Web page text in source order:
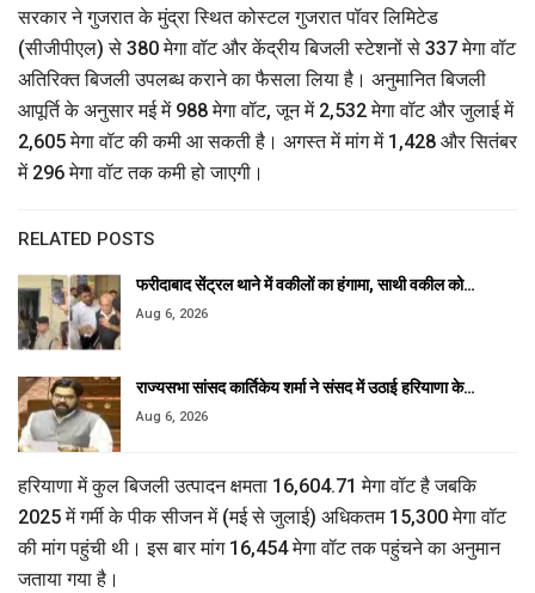
सरकार ने गुजरात के मुंद्रा स्थित कोस्टल गुजरात पॉवर लिमिटेड
(सीजीपीएल) से 380 मेगा वॉट और केंद्रीय बिजली स्टेशनों से 337 मेगा वॉट
अतिरिक्त बिजली उपलब्ध कराने का फैसला लिया है। अनुमानित बिजली
आपूर्ति के अनुसार मई में 988 मेगा वॉट, जून में 2,532 मेगा वॉट और जुलाई में
2,605 मेगा वॉट की कमी आ सकती है। अगस्त में मांग में 1,428 और सितंबर
में 296 मेगा वॉट तक कमी हो जाएगी।
RELATED POSTS
फरीदाबाद सेंट्रल थाने में वकीलों का हंगामा, साथी वकील को…
Aug 6, 2026
राज्यसभा सांसद कार्तिकेय शर्मा ने संसद में उठाई हरियाणा के…
Aug 6, 2026
हरियाणा में कुल बिजली उत्पादन क्षमता 16,604.71 मेगा वॉट है जबकि
2025 में गर्मी के पीक सीजन में (मई से जुलाई) अधिकतम 15,300 मेगा वॉट
की मांग पहुंची थी। इस बार मांग 16,454 मेगा वॉट तक पहुंचने का अनुमान
जताया गया है।